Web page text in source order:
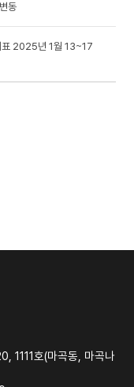
동
표 2025년 1월 13~17
1111호(마곡동, 마곡나